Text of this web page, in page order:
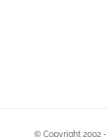
© Copyright 2002 -